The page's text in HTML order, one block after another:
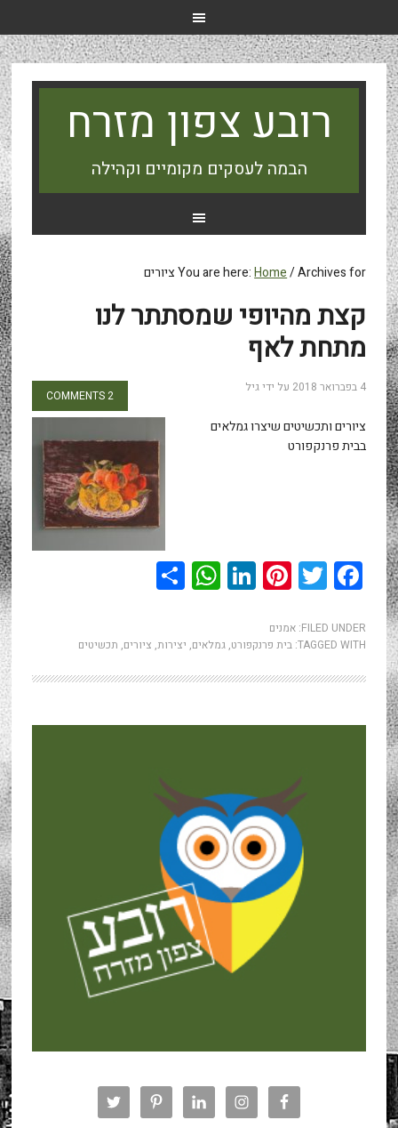
רובע צפון מזרח
הבמה לעסקים מקומיים וקהילה
You are here:Home/Archives for ציורים
קצת מהיופי שמסתתר לנו
מתחת לאף
4 בפברואר 2018 על ידיגיל
2 COMMENTS
ציורים ותכשיטים שיצרו גמלאים
בבית פרנקפורט
Facebook
Twitter
Pinterest
LinkedIn
WhatsApp
Share
FILED UNDER: אמנים
TAGGED WITH: בית פרנקפורט, גמלאים, יצירות, ציורים, תכשיטים